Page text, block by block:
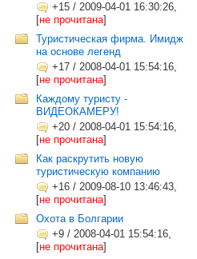
+15 / 2009-04-01 16:30:26,
[не прочитана]
Туристическая фирма. Имидж
на основе легенд
+17 / 2008-04-01 15:54:16,
[не прочитана]
Каждому туристу -
ВИДЕОКАМЕРУ!
+20 / 2008-04-01 15:54:16,
[не прочитана]
Как раскрутить новую
туристическую компанию
+16 / 2009-08-10 13:46:43,
[не прочитана]
Охота в Болгарии
+9 / 2008-04-01 15:54:16,
[не прочитана]